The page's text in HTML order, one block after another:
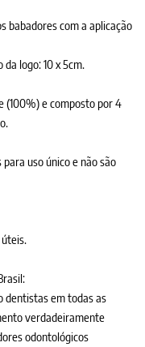
babadores com a aplicação
logo: 10 x 5cm.
(100%) e composto por 4
uso único e não são
úteis.
dentistas em todas as
verdadeiramente
odontológicos